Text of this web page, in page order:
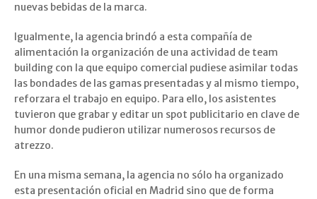
nuevas bebidas de la marca.
Igualmente, la agencia brindó a esta compañía de
alimentación la organización de una actividad de team
building con la que equipo comercial pudiese asimilar todas
las bondades de las gamas presentadas y al mismo tiempo,
reforzara el trabajo en equipo. Para ello, los asistentes
tuvieron que grabar y editar un spot publicitario en clave de
humor donde pudieron utilizar numerosos recursos de
atrezzo.
En una misma semana, la agencia no sólo ha organizado
esta presentación oficial en Madrid sino que de forma